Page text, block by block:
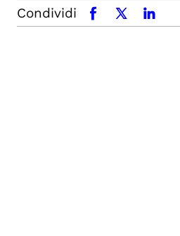
Condividi facebookx.comlinkedin